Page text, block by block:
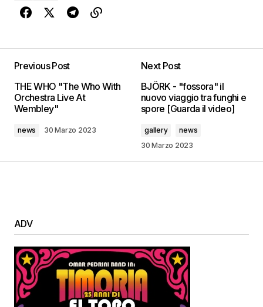
Previous Post
THE WHO "The Who With
Orchestra Live At
Wembley"
news 30 Marzo 2023
Next Post
BJÖRK - "fossora" il
nuovo viaggio tra funghi e
spore [Guarda il video]
gallery
news
30 Marzo 2023
ADV